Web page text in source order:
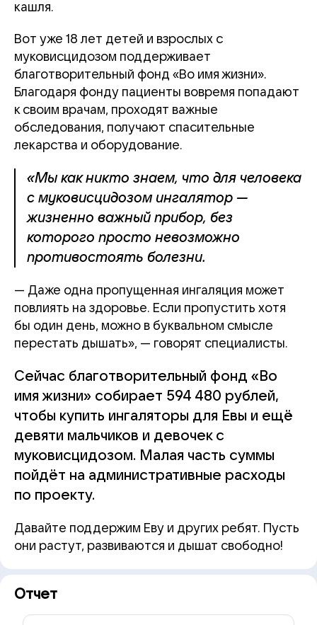
кашля.
Вот уже 18 лет детей и взрослых с
муковисцидозом поддерживает
благотворительный фонд «Во имя жизни».
Благодаря фонду пациенты вовремя попадают
к своим врачам, проходят важные
обследования, получают спасительные
лекарства и оборудование.
«Мы как никто знаем, что для человека
с муковисцидозом ингалятор —
жизненно важный прибор, без
которого просто невозможно
противостоять болезни.
— Даже одна пропущенная ингаляция может
повлиять на здоровье. Если пропустить хотя
бы один день, можно в буквальном смысле
перестать дышать», — говорят специалисты.
Сейчас благотворительный фонд «Во
имя жизни» собирает 594 480 рублей,
чтобы купить ингаляторы для Евы и ещё
девяти мальчиков и девочек с
муковисцидозом. Малая часть суммы
пойдёт на административные расходы
по проекту.
Давайте поддержим Еву и других ребят. Пусть
они растут, развиваются и дышат свободно!
Отчет